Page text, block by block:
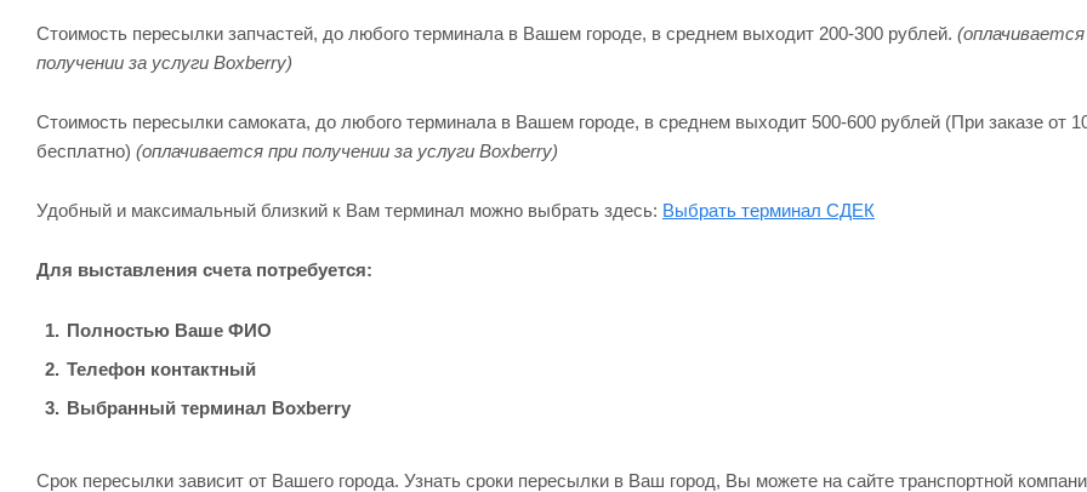
Стоимость пересылки запчастей, до любого терминала в Вашем городе, в среднем выходит 200-300 рублей.
получении за услуги Boxberry)
Стоимость пересылки самоката, до любого терминала в Вашем городе, в среднем выходит 500-600 рублей (При заказе от
бесплатно) (оплачивается при получении за услуги Boxberry)
Удобный и максимальный близкий к Вам терминал можно выбрать здесь: Выбрать терминал СДЕК
Для выставления счета потребуется:
Полностью Ваше ФИО
Телефон контактный
Выбранный терминал Boxberry
Срок пересылки зависит от Вашего города. Узнать сроки пересылки в Ваш город, Вы можете на сайте транспортной